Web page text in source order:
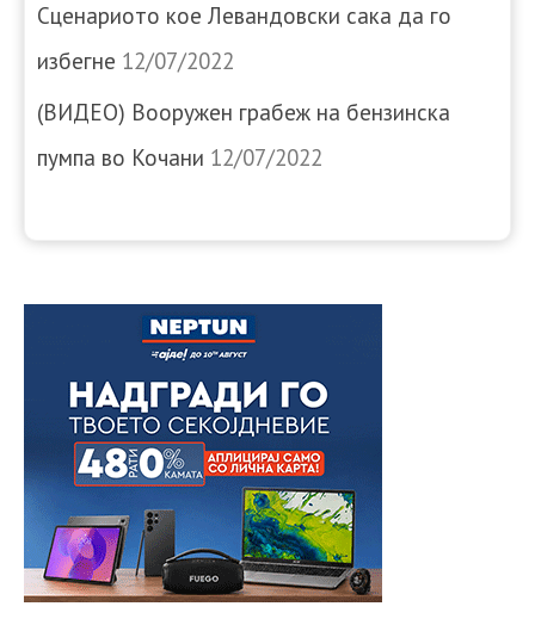
Сценариото кое Левандовски сака да го
избегне 12/07/2022
(ВИДЕО) Вооружен грабеж на бензинска
пумпа во Кочани 12/07/2022